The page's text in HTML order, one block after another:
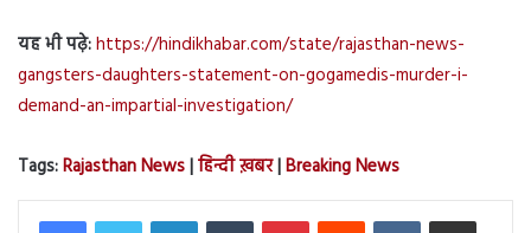
यह भी पढ़े:https://hindikhabar.com/state/rajasthan-news-
gangsters-daughters-statement-on-gogamedis-murder-i-
demand-an-impartial-investigation/
Tags:Rajasthan News|हिन्दी ख़बर|Breaking News
LinkedInTumblr PinterestReddit VKontakteShare via Email